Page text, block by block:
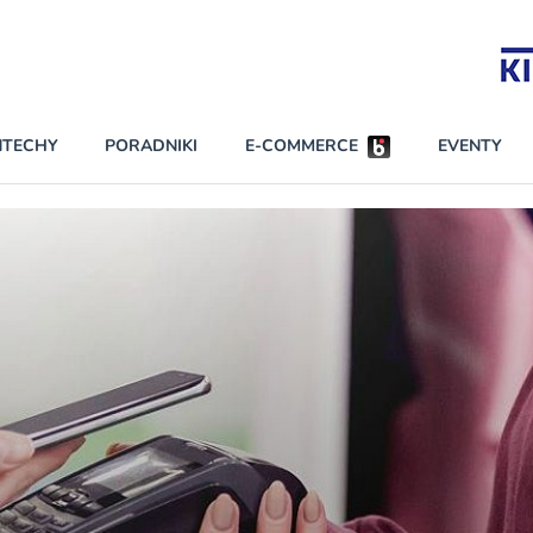
BEZPIECZEŃSTWO
RAPORTY SPECJALNE
NAJCZĘŚCIEJ CZYTANE
darmo przez
Czytaj więcej
PORADNIKI E-COMMERCE EVENTY